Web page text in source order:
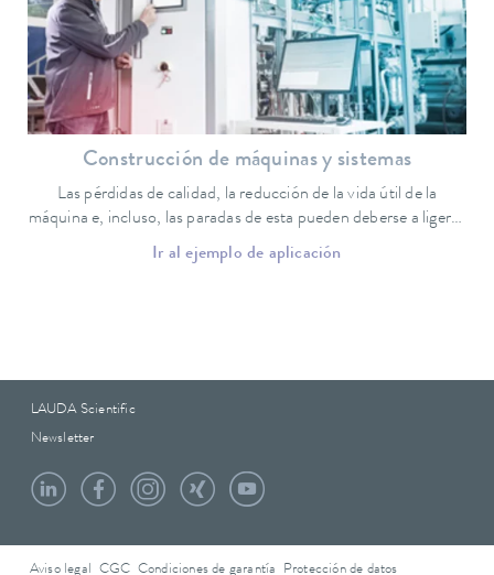
Construcción de máquinas y sistemas
Las pérdidas de calidad, la reducción de la vida útil de la
máquina e, incluso, las paradas de esta pueden deberse a ligeras
desviaciones de la temperatura nominal.
Ir al ejemplo de aplicación
LAUDA Scientific
Newsletter
Aviso legal CGC Condiciones de garantía
Protección de datos